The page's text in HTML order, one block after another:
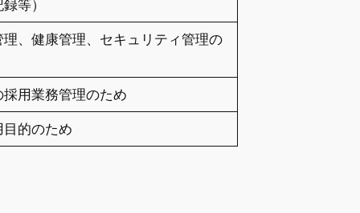
等）
、健康管理、セキュリティ管理の
用業務管理のため
的のため